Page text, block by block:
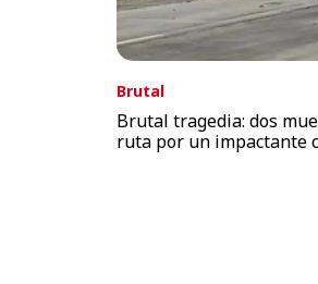
Brutal
Brutal tragedia: dos
ruta por un impactante